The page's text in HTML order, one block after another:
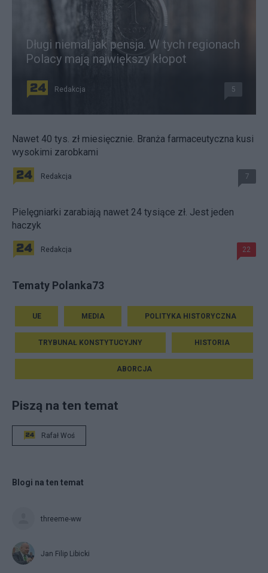
Długi niemal jak pensja. W tych regionach
Polacy mają największy kłopot
Redakcja 5
Nawet 40 tys. zł miesięcznie. Branża farmaceutyczna kusi
wysokimi zarobkami
Redakcja 7
Pielęgniarki zarabiają nawet 24 tysiące zł. Jest jeden
haczyk
Redakcja 22
Tematy Polanka73
UE MEDIA POLITYKA HISTORYCZNA
TRYBUNAŁ KONSTYTUCYJNY HISTORIA
ABORCJA
Piszą na ten temat
Rafał Woś
Blogi na ten temat
threeme-ww
Jan Filip Libicki